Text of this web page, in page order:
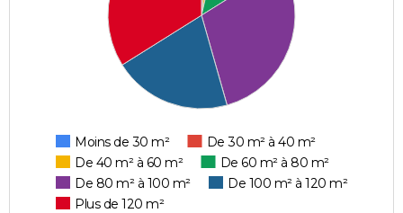
Moins de 30 m²
De 30 m² à 40 m²
De 40 m² à 60 m²
De 60 m² à 80 m²
De 80 m² à 100 m²
De 100 m² à 120 m²
Plus de 120 m²